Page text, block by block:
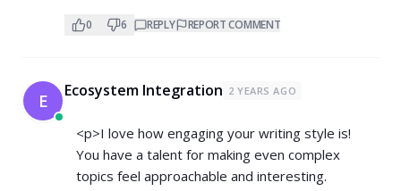
0 6 REPLY REPORT COMMENT
E Ecosystem Integration 2 YEARS AGO
<p>I love how engaging your writing style is!
You have a talent for making even complex
topics feel approachable and interesting.